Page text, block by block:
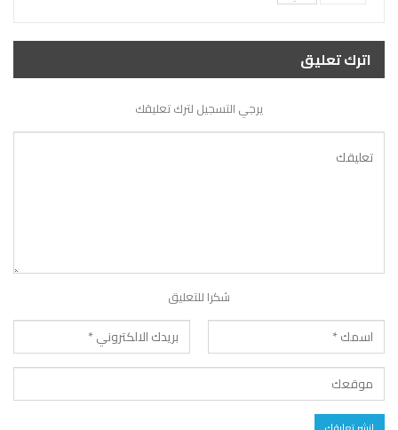
اترك تعليق
يرجي التسجيل لترك تعليقك
شكرا للتعليق